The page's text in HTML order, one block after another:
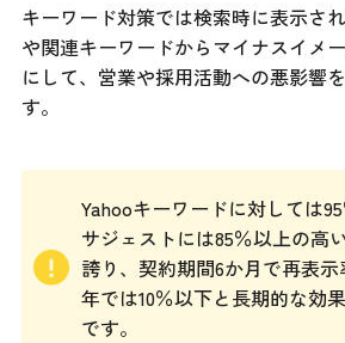
キーワード対策では検索時に表示さ
や関連キーワードからマイナスイメ
にして、営業や採用活動への悪影響
す。
Yahooキーワードに対しては
サジェストには85％以上の高
誇り、契約期間6か月で再表示
年では10％以下と長期的な効
です。